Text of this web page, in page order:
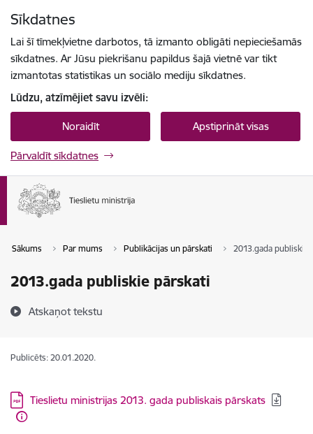
Sīkdatnes
Lai šī tīmekļvietne darbotos, tā izmanto obligāti nepieciešamās
sīkdatnes. Ar Jūsu piekrišanu papildus šajā vietnē var tikt
izmantotas statistikas un sociālo mediju sīkdatnes.
Lūdzu, atzīmējiet savu izvēli:
Noraidīt Apstiprināt visas
Pārvaldīt sīkdatnes
Sākums Par mums Publikācijas un pārskati 2013.gada publiskie
2013.gada publiskie pārskati
Atskaņot tekstu
Publicēts: 20.01.2020.
Lejupielādēt:
Tieslietu ministrijas 2013. gada publiskais pārskats